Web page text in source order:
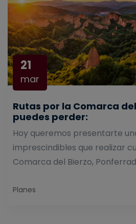
21
mar
Rutas por la Comarca
puedes perder:
Hoy queremos presentarte
imprescindibles que realizar
Comarca del Bierzo,
Planes